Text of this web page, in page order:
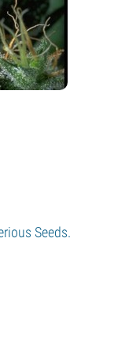
Seeds.